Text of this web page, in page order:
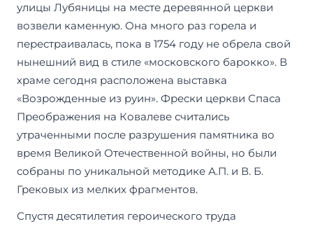
улицы Лубяницы на месте деревянной церкви
возвели каменную. Она много раз горела и
перестраивалась, пока в 1754 году не обрела свой
нынешний вид в стиле «московского барокко». В
храме сегодня расположена выставка
«Возрожденные из руин». Фрески церкви Спаса
Преображения на Ковалеве считались
утраченными после разрушения памятника во
время Великой Отечественной войны, но были
собраны по уникальной методике А.П. и В. Б.
Грековых из мелких фрагментов.
Спустя десятилетия героического труда